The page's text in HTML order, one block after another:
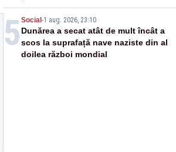
5 Social -1 aug. 2026, 23:10
Dunărea a secat atât de mult încât a
scos la suprafață nave naziste din al
doilea război mondial